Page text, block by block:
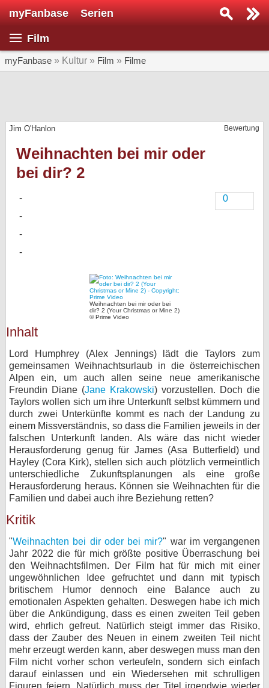
myFanbase Serien
Film
myFanbase » Kultur » Film » Filme
Bewertung
Jim O'Hanlon
Weihnachten bei mir oder
bei dir? 2
0
Weihnachten bei mir oder bei
dir? 2 (Your Christmas or Mine 2)
© Prime Video
Inhalt
Lord Humphrey (Alex Jennings) lädt die Taylors zum
gemeinsamen Weihnachtsurlaub in die österreichischen
Alpen ein, um auch allen seine neue amerikanische
Freundin Diane (Jane Krakowski) vorzustellen. Doch die
Taylors wollen sich um ihre Unterkunft selbst kümmern und
durch zwei Unterkünfte kommt es nach der Landung zu
einem Missverständnis, so dass die Familien jeweils in der
falschen Unterkunft landen. Als wäre das nicht wieder
Herausforderung genug für James (Asa Butterfield) und
Hayley (Cora Kirk), stellen sich auch plötzlich vermeintlich
unterschiedliche Zukunftsplanungen als eine große
Herausforderung heraus. Können sie Weihnachten für die
Familien und dabei auch ihre Beziehung retten?
Kritik
"Weihnachten bei dir oder bei mir?" war im vergangenen
Jahr 2022 die für mich größte positive Überraschung bei
den Weihnachtsfilmen. Der Film hat für mich mit einer
ungewöhnlichen Idee gefruchtet und dann mit typisch
britischem Humor dennoch eine Balance auch zu
emotionalen Aspekten gehalten. Deswegen habe ich mich
über die Ankündigung, dass es einen zweiten Teil geben
wird, ehrlich gefreut. Natürlich steigt immer das Risiko,
dass der Zauber des Neuen in einem zweiten Teil nicht
mehr erzeugt werden kann, aber deswegen muss man den
Film nicht vorher schon verteufeln, sondern sich einfach
darauf einlassen und ein Wiedersehen mit schrulligen
Figuren feiern. Natürlich muss der Titel irgendwie wieder
Serie suchen...
SERIEN
Veranstaltungen
bei X
bei Facebook
Kontakt
Nutzungsbedingungen
Datenschutz
Cookie-Einstellungen
Impressum
Desktop-Ansicht
myFanbase